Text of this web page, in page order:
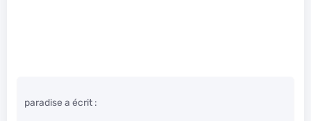
paradise a écrit :